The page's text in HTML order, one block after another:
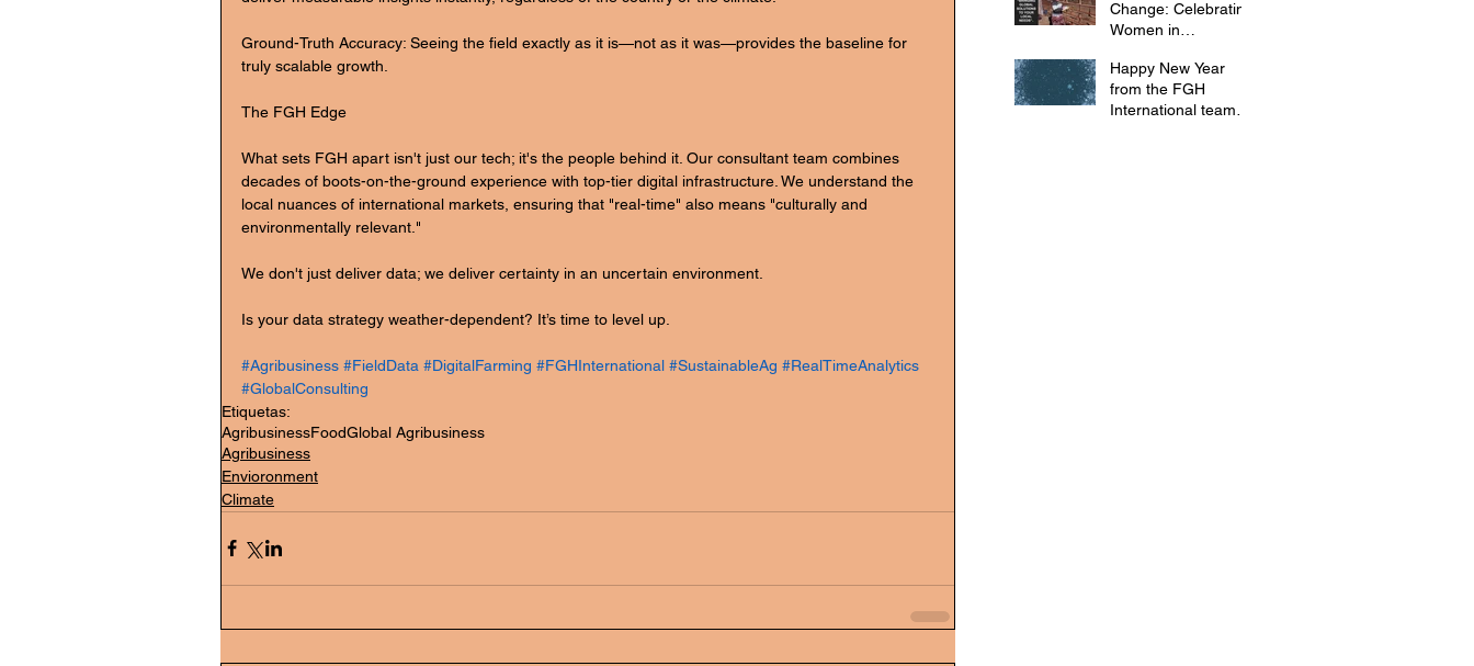
Ground-Truth Accuracy: Seeing the field exactly as it is—not as it was—provides the baseline for
truly scalable growth.
The FGH Edge
What sets FGH apart isn't just our tech; it's the people behind it. Our consultant team combines
decades of boots-on-the-ground experience with top-tier digital infrastructure. We understand the
local nuances of international markets, ensuring that "real-time" also means "culturally and
environmentally relevant."
We don't just deliver data; we deliver certainty in an uncertain environment.
Is your data strategy weather-dependent? It’s time to level up.
#Agribusiness #FieldData #DigitalFarming #FGHInternational #SustainableAg #RealTimeAnalytics
#GlobalConsulting
Etiquetas:
AgribusinessFoodGlobal Agribusiness
Agribusiness
Envioronment
Climate
Change: Celebrating
Women in
2026 🌾
Happy New Year
from the FGH
International team!